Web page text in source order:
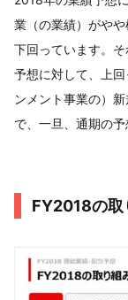
業（の業績）がや
下回っています。
予想に対して、上
ンメント事業の）
で、一旦、通期の
FY2018の取